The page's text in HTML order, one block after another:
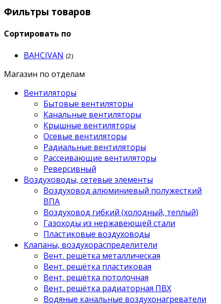
Фильтры товаров
Сортировать по
BAHCIVAN (2)
Магазин по отделам
Вентиляторы
Бытовые вентиляторы
Канальные вентиляторы
Крышные вентиляторы
Осевые вентиляторы
Радиальные вентиляторы
Рассеивающие вентиляторы
Реверсивный
Воздуховоды, сетевые элементы
Воздуховод алюминиевый полужесткий
ВПА
Воздуховод гибкий (холодный, теплый)
Газоходы из нержавеющей стали
Пластиковые воздуховоды
Клапаны, воздухораспределители
Вент. решётка металлическая
Вент. решётка пластиковая
Вент. решётка потолочная
Вент. решётка радиаторная ПВХ
Водяные канальные воздухонагреватели